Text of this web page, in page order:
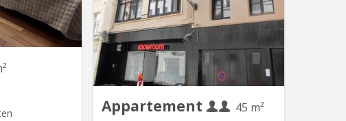
les besoins
L’ambiance
vous avec des
Appartement
45 m²
huur : 765 EUR / 180 EUR voor gas,
water, elektr. en gem. lasten. Minimale
huurperiode : 12 maanden.
Huurwaarborg = 2 maanden...